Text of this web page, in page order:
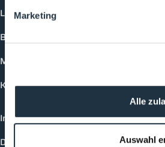
Marketing
Alle
Auswahl
Login
Buchungsmöglichkeiten
Medienformate
Kontakt
Impressum
Datenschutzerklärung